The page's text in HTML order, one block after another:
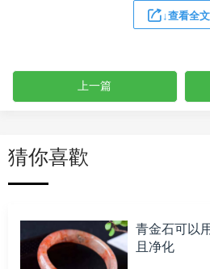
↓查看全
上一篇
猜你喜歡
青金石可以
且净化